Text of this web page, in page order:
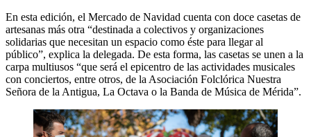
En esta edición, el Mercado de Navidad cuenta con doce casetas de
artesanas más otra “destinada a colectivos y organizaciones
solidarias que necesitan un espacio como éste para llegar al
público”, explica la delegada. De esta forma, las casetas se unen a la
carpa multiusos “que será el epicentro de las actividades musicales
con conciertos, entre otros, de la Asociación Folclórica Nuestra
Señora de la Antigua, La Octava o la Banda de Música de Mérida”.